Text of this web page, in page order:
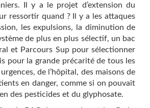
Il y a le projet d’extension du
ressortir quand ? Il y a les attaques
les expulsions, la diminution de
de plus en plus sélectif, un bac
et Parcours Sup pour sélectionner
pour la grande précarité de tous les
de l’hôpital, des maisons de
en danger, comme si on pouvait
des pesticides et du glyphosate.